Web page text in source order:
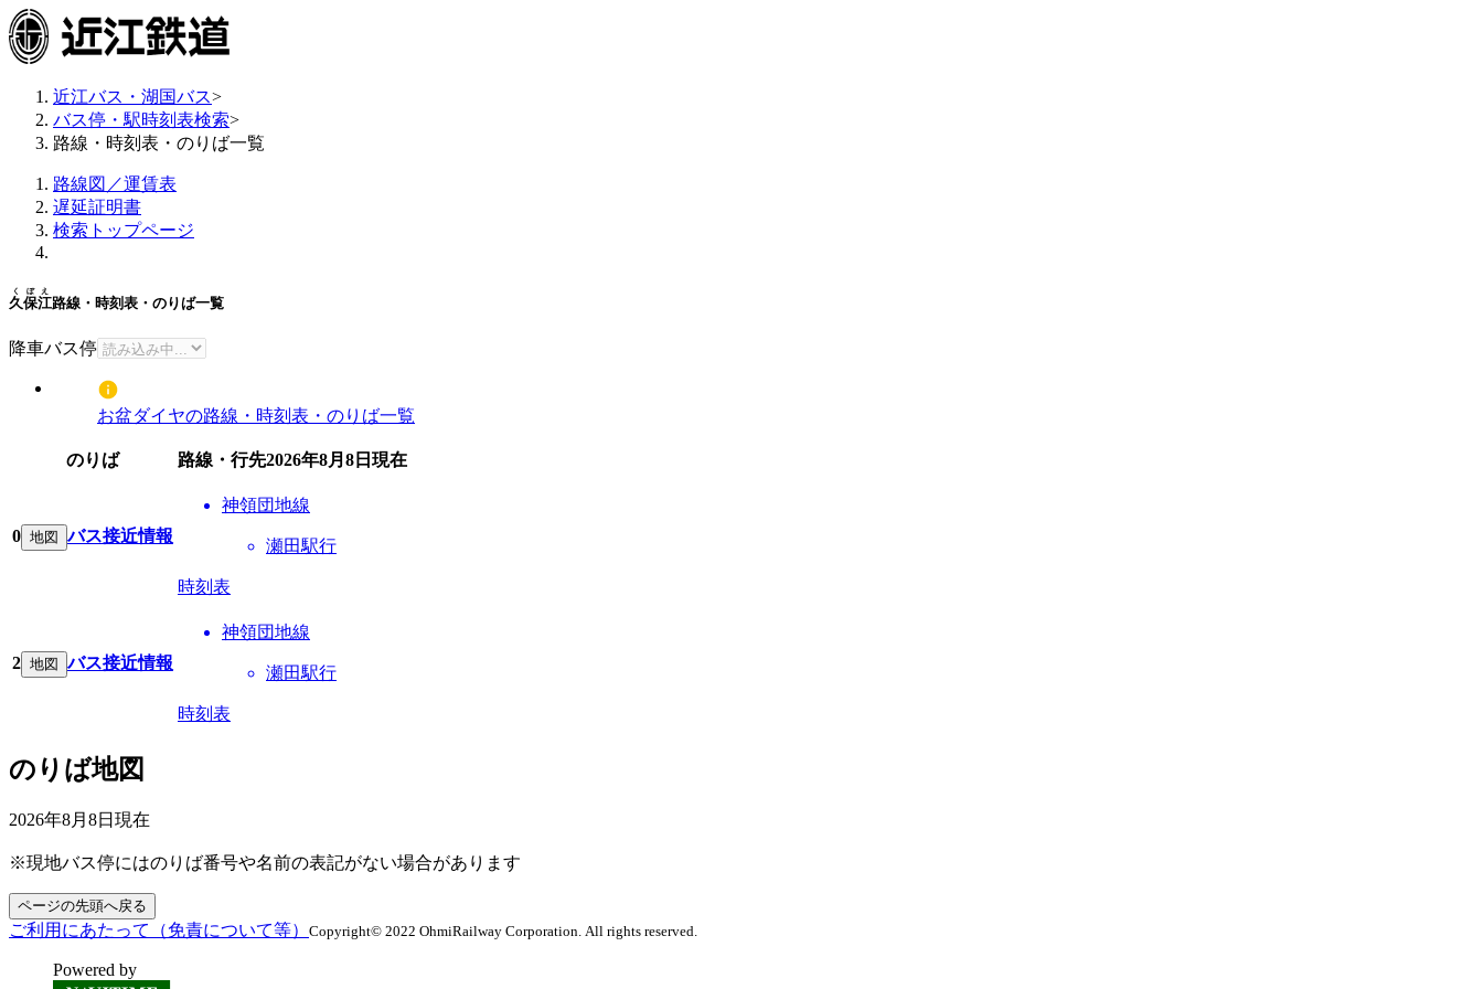
近江バス・湖国バス>
バス停・駅時刻表検索>
路線・時刻表・のりば一覧
路線図／運賃表
遅延証明書
検索トップページ
久保江
くぼえ
路線・時刻表・のりば一覧
降車バス停
お盆ダイヤの路線・時刻表・のりば一覧
のりば 路線・行先2026年8月8日 現在
0 地図 バス接近情報
神領団地線
瀬田駅行
時刻表
2 地図 バス接近情報
神領団地線
瀬田駅行
時刻表
のりば地図
2026年8月8日 現在
※現地バス停にはのりば番号や名前の表記がない場合があります
ページの先頭へ戻る
ご利用にあたって（免責について等） Copyright© 2022 OhmiRailway Corporation. All rights reserved.
Powered by